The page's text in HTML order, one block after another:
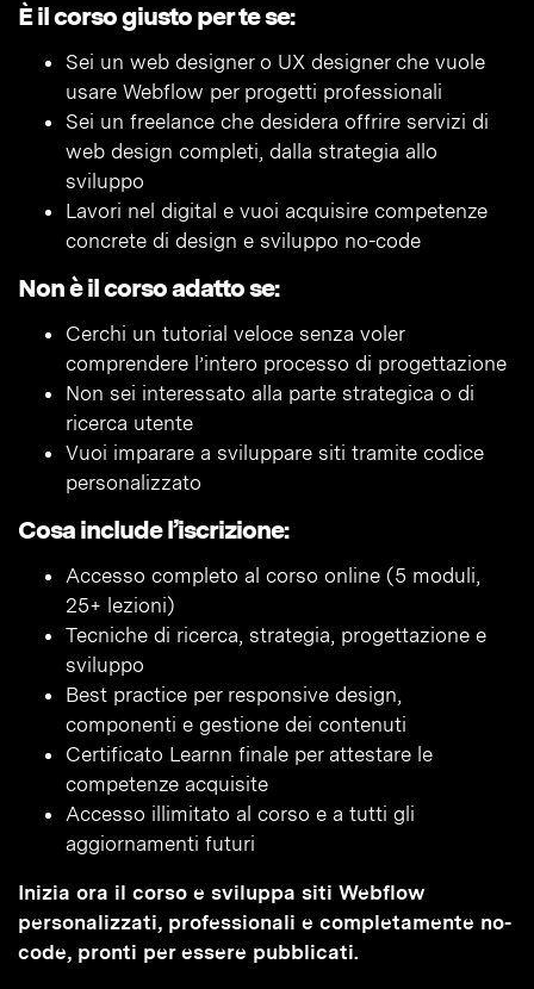
È il corso giusto per te se:
Sei un web designer o UX designer che vuole
usare Webflow per progetti professionali
Sei un freelance che desidera offrire servizi di
web design completi, dalla strategia allo
sviluppo
Lavori nel digital e vuoi acquisire competenze
concrete di design e sviluppo no-code
Non è il corso adatto se:
Cerchi un tutorial veloce senza voler
comprendere l’intero processo di progettazione
Non sei interessato alla parte strategica o di
ricerca utente
Vuoi imparare a sviluppare siti tramite codice
personalizzato
Cosa include l’iscrizione:
Accesso completo al corso online (5 moduli,
25+ lezioni)
Tecniche di ricerca, strategia, progettazione e
sviluppo
Best practice per responsive design,
componenti e gestione dei contenuti
Certificato Learnn finale per attestare le
competenze acquisite
Accesso illimitato al corso e a tutti gli
aggiornamenti futuri
Inizia ora il corso e sviluppa siti Webflow
personalizzati, professionali e completamente no-
code, pronti per essere pubblicati.